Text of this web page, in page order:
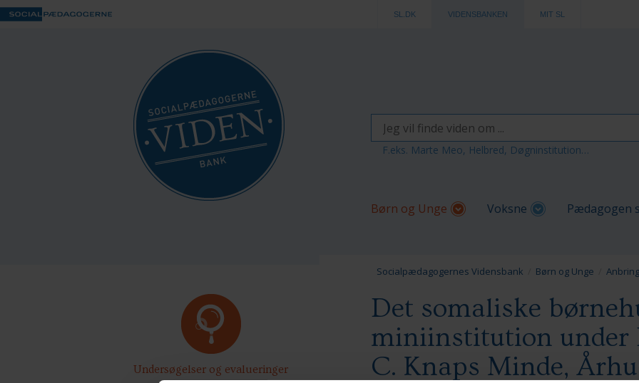
SL.DK VIDENSBANKEN MIT SL
F.eks. Marte Meo, Helbred, Døgninstitution…
Børn og Unge Voksne Pædagogen
Socialpædagogernes Vidensbank Børn og Unge
Det somaliske
miniinstitution under
C. Knaps Minde,
Undersøgelser og evalueringer